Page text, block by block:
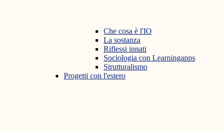
Che cosa è l'IO
La sostanza
Riflessi innati
Sociologia con Learningapps
Strutturalismo
Progetti con l'estero